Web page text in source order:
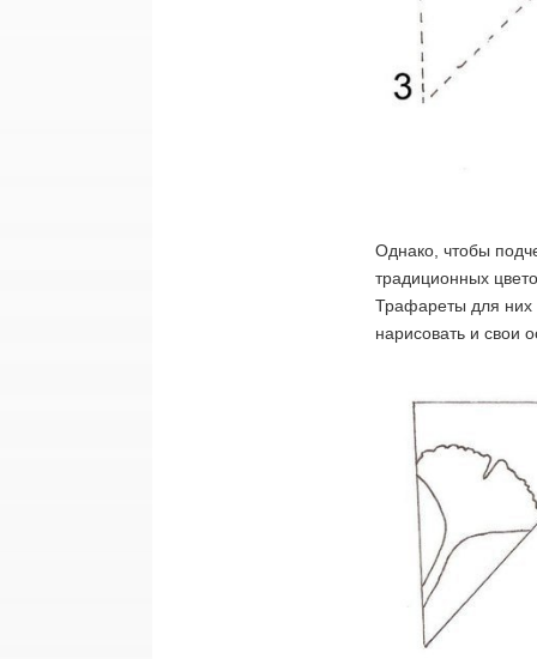
Однако, чтобы
традиционных
Трафареты для
нарисовать и свои